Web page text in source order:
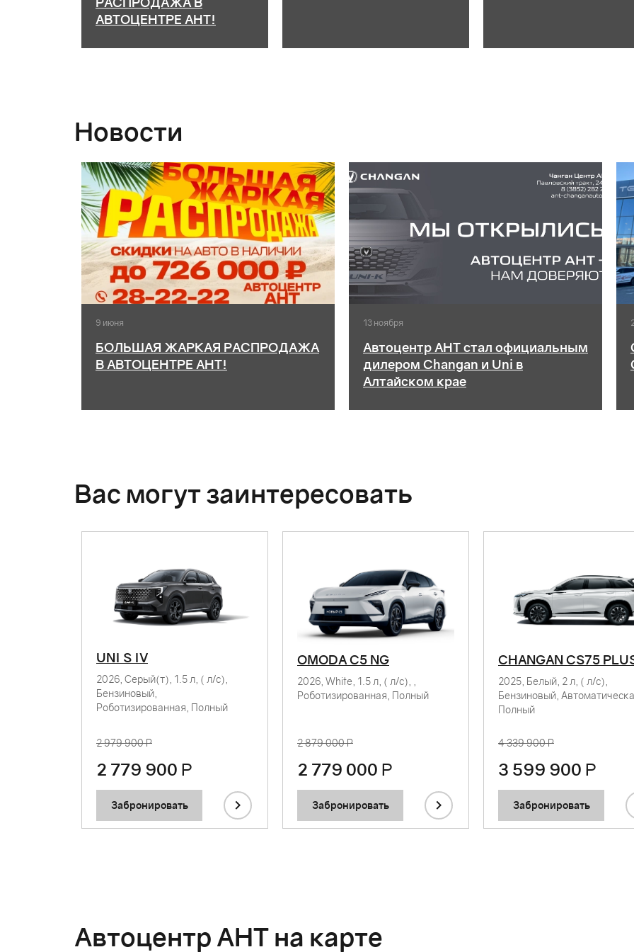
АВТОЦЕНТРЕ АНТ!
Новости
9 июня
БОЛЬШАЯ ЖАРКАЯ РАСПРОДАЖА
В АВТОЦЕНТРЕ АНТ!
13 ноября
Автоцентр АНТ стал официальным
дилером Changan и Uni в
Алтайском крае
Вас могут заинтересовать
UNI S IV
2026, Серый(т), 1.5 л, ( л/с),
Бензиновый,
Роботизированная, Полный
2 979 900 Р
2 779 900 Р
Забронировать
OMODA C5 NG
2026, White, 1.5 л, ( л/с), ,
Роботизированная, Полный
2 879 000 Р
2 779 000 Р
Забронировать
CHANGAN CS75
2025, Белый, 2 л, ( л/с),
Бензиновый,
Полный
4 339 900 Р
3 599 900 Р
Забронировать
Автоцентр АНТ на карте